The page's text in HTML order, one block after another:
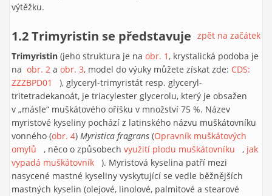
výtěžku.
zpět na začátek
1.2 Trimyristin se představuje
Trimyristin (jeho struktura je na obr. 1, krystalická podoba je
na obr. 2 a obr. 3, model do výuky můžete získat zde: CDS:
ZZZBPD01
(link is external)
), glyceryl-trimyristát resp. glyceryl-
tritetradekanoát, je triacylester glycerolu, který je obsažen
v „másle“ muškátového oříšku v množství 75 %. Název
myristové kyseliny pochází z latinského názvu muškátovníku
vonného (obr. 4) Myristica fragrans (Opravník muškátových
omylů (link is external)
, něco o způsobech využití plodu muškátovníku (link is
, jak
vypadá muškátovník (link is external)
). Myristová kyselina patří mezi
nasycené mastné kyseliny vyskytující se vedle běžnějších
mastných kyselin (olejové, linolové, palmitové a stearové